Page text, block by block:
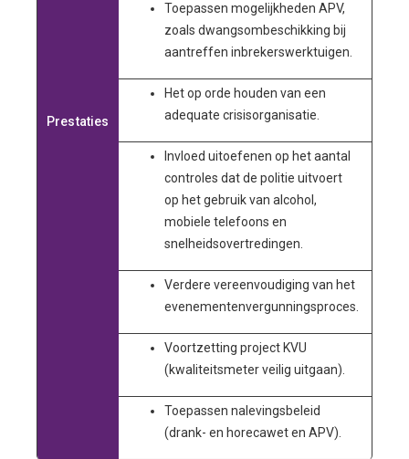
Prestaties
Toepassen mogelijkheden APV,
zoals dwangsombeschikking bij
aantreffen inbrekerswerktuigen.
Het op orde houden van een
adequate crisisorganisatie.
Invloed uitoefenen op het aantal
controles dat de politie uitvoert
op het gebruik van alcohol,
mobiele telefoons en
snelheidsovertredingen.
Verdere vereenvoudiging van het
evenementenvergunningsproces.
Voortzetting project KVU
(kwaliteitsmeter veilig uitgaan).
Toepassen nalevingsbeleid
(drank- en horecawet en APV).